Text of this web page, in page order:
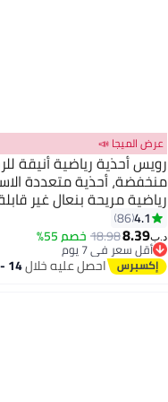
عرض الميجا 📣
رويس أحذية رياضية أنيقة
منخفضة، أحذية متعددة
رياضية مريحة بنعال غير
للارتداء اليومي والأنشطة
4.1
86
د.ب‏8.39
18.98خصم 55%
أقل سعر في 7 يوم
أقل سعر في 7 يوماحصل عليه خلال14 - 15 اغسطس